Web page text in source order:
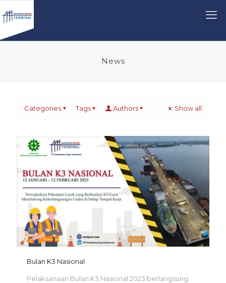
News
Categories Tags Authors Show all
Bulan K3 Nasional
Pelaksanaan Bulan K3 Nasional 2023 berlangsung